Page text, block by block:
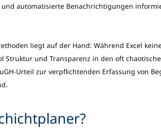
automatisierte Benachrichtigungen
liegt auf der Hand: Während Excel
Struktur und Transparenz in den oft
Urteil zur verpflichtenden Erfassung von